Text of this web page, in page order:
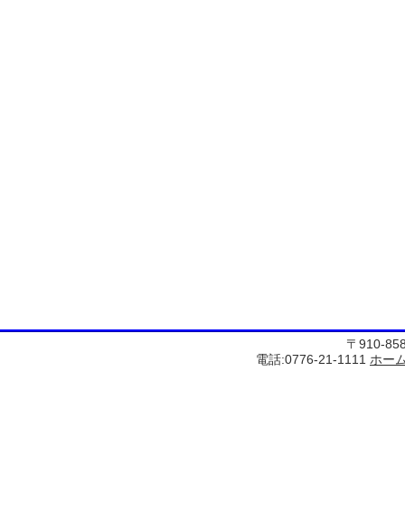
〒910-
電話:0776-21-1111 ホー